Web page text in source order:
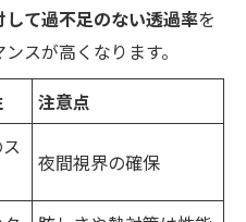
して過不足のない透過率を
スが高くなります。
注意点
夜間視界の確保